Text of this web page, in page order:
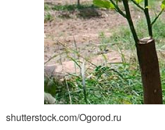
shutterstock.com/Ogorod.ru